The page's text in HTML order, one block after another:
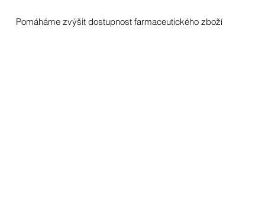
Pomáháme zvýšit dostupnost farmaceutického zboží